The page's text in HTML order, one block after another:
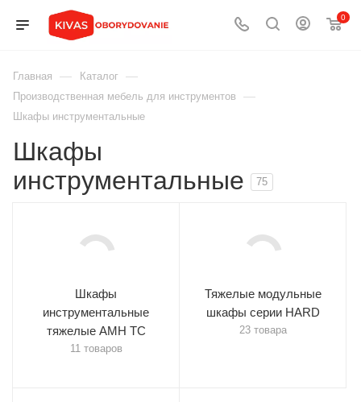
0
Главная — Каталог —
Производственная мебель для инструментов —
Шкафы инструментальные
Шкафы
инструментальные
75
Шкафы
инструментальные
тяжелые AMH TC
11 товаров
Тяжелые модульные
шкафы серии HARD
23 товара